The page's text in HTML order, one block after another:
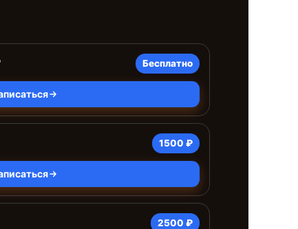
Бесплатно
1500 ₽
2500 ₽